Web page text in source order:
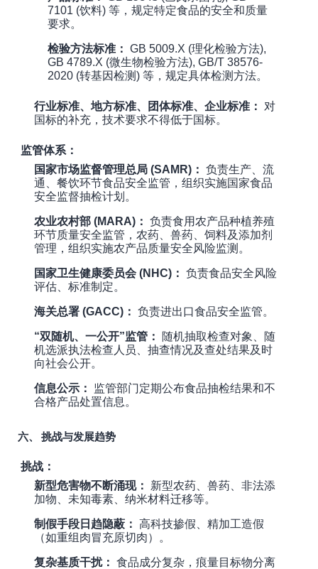
7101 (饮料) 等，规定特定食品的安全和质量
要求。
检验方法标准： GB 5009.X (理化检验方法),
GB 4789.X (微生物检验方法), GB/T 38576-
2020 (转基因检测) 等，规定具体检测方法。
行业标准、地方标准、团体标准、企业标准：
对
国标的补充，技术要求不得低于国标。
监管体系：
国家市场监督管理总局 (SAMR)： 负责生产、流
通、餐饮环节食品安全监管，组织实施国家食品
安全监督抽检计划。
农业农村部 (MARA)： 负责食用农产品种植养殖
环节质量安全监管，农药、兽药、饲料及添加剂
管理，组织实施农产品质量安全风险监测。
国家卫生健康委员会 (NHC)： 负责食品安全风险
评估、标准制定。
海关总署 (GACC)： 负责进出口食品安全监管。
“双随机、一公开”监管：
随机抽取检查对象、随
机选派执法检查人员、抽查情况及查处结果及时
向社会公开。
信息公示：
监管部门定期公布食品抽检结果和不
合格产品处置信息。
六、 挑战与发展趋势
挑战：
新型危害物不断涌现：
新型农药、兽药、非法添
加物、未知毒素、纳米材料迁移等。
制假手段日趋隐蔽： 高科技掺假、精加工造假
（如重组肉冒充原切肉）。
复杂基质干扰： 食品成分复杂，痕量目标物分离